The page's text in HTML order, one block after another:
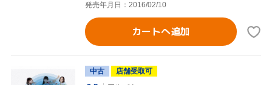
発売年月日：2016/02/10
カートへ追加
中古
店舗受取可